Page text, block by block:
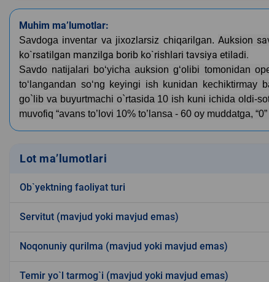
Muhim ma’lumotlar:
Savdoga inventar va jixozlarsiz chiqarilgan. Auksion
ko`rsatilgan manzilga borib ko`rishlari tavsiya etiladi.
Savdo natijalari bo‘yicha auksion g‘olibi tomonidan
to‘langandan so‘ng keyingi ish kunidan kechiktirmay
go`lib va buyurtmachi o`rtasida 10 ish kuni ichida oldi-
muvofiq “avans to’lovi 10% to’lansa - 60 oy muddatga,
Lot ma’lumotlari
Ob`yektning faoliyat turi
Servitut (mavjud yoki mavjud emas)
Noqonuniy qurilma (mavjud yoki mavjud emas)
Temir yo`l tarmog`i (mavjud yoki mavjud emas)